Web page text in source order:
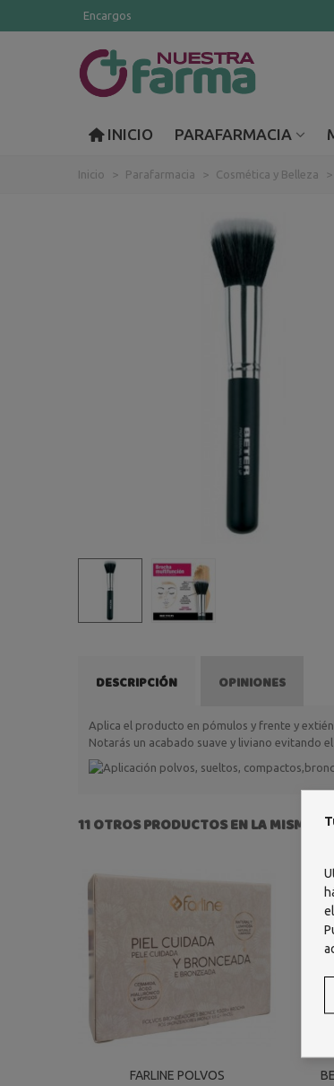
Encargos
INICIO PARAFARMACIA
Inicio > Parafarmacia > Cosmética y Belleza >
DESCRIPCIÓN OPINIONES
Aplica el producto en pómulos y frente y
Notarás un acabado suave y liviano evitando
11 OTROS PRODUCTOS EN LA MISMA
FARLINE POLVOS